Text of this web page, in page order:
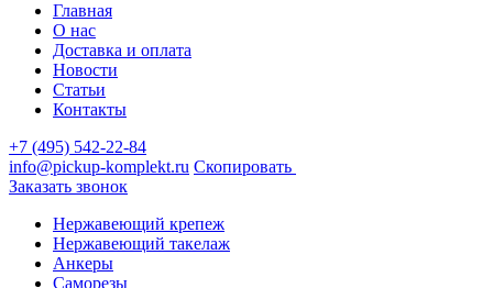
Главная
О нас
Доставка и оплата
Новости
Статьи
Контакты
+7 (495) 542-22-84
info@pickup-komplekt.ru Скопировать
Заказать звонок
Нержавеющий крепеж
Нержавеющий такелаж
Анкеры
Саморезы